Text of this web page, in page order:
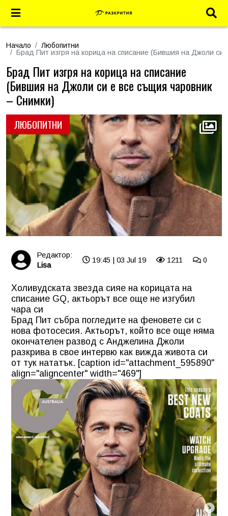
Начало
Любопитни
Брад Пит изгря на корица на списание (Бившия на Джоли си
ЛЮБОПИТНИ
Брад Пит изгря на корица на списание
(Бившия на Джоли си е все същия чаровник
– Снимки)
Редактор:
Lisa
19:45 | 03 Jul 19 1211 0
Холивудската звезда сияе на корицата на
списание GQ, актьорът все още не изгубил
чара си
Брад Пит събра погледите на феновете си с
нова фотосесия. Актьорът, който все още няма
окончателен развод с Анджелина Джоли
разкрива в свое интервю как вижда живота си
от тук нататък. [caption id="attachment_595890"
align="aligncenter" width="469"]